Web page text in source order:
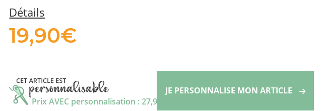
Détails
19,90€
Prix AVEC personnalisation : 27,90 €
JE PERSONNALISE MON ARTICLE